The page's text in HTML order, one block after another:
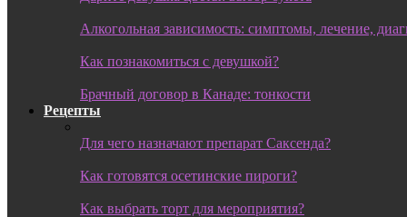
Алкогольная зависимость: симптомы, лечение,
Как познакомиться с девушкой?
Брачный договор в Канаде: тонкости
Рецепты
Для чего назначают препарат Саксенда?
Как готовятся осетинские пироги?
Как выбрать торт для мероприятия?